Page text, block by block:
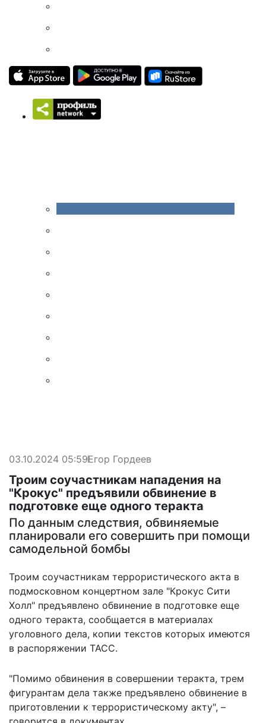
03.10.2024 05:59Егор Гордеев
Троим соучастникам нападения на
"Крокус" предъявили обвинение в
подготовке еще одного теракта
По данным следствия, обвиняемые
планировали его совершить при помощи
самодельной бомбы
Троим соучастникам террористического акта в
подмосковном концертном зале "Крокус Сити
Холл" предъявлено обвинение в подготовке еще
одного теракта, сообщается в материалах
уголовного дела, копии текстов которых имеются
в распоряжении ТАСС.
"Помимо обвинения в совершении теракта, трем
фигурантам дела также предъявлено обвинение в
приготовлении к террористическому акту", –